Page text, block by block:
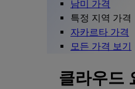
남미 가격
특정 지역 가격
자카르타 가격
모든 가격 보기
클라우드